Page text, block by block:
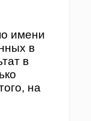
имени
в
в
на